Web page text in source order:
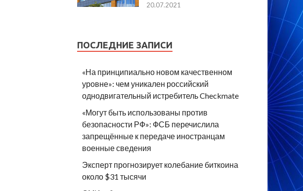
20.07.2021
ПОСЛЕДНИЕ ЗАПИСИ
«На принципиально новом качественном
уровне»: чем уникален российский
однодвигательный истребитель Checkmate
«Могут быть использованы против
безопасности РФ»: ФСБ перечислила
запрещённые к передаче иностранцам
военные сведения
Эксперт прогнозирует колебание биткоина
около $31 тысячи